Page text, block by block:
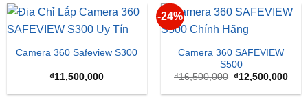
Camera 360 Safeview S300
₫11,500,000
-24%
Camera 360 SAFEVIEW
S500
₫16,500,000 Giá
là:
₫12,500,000Giá
tại